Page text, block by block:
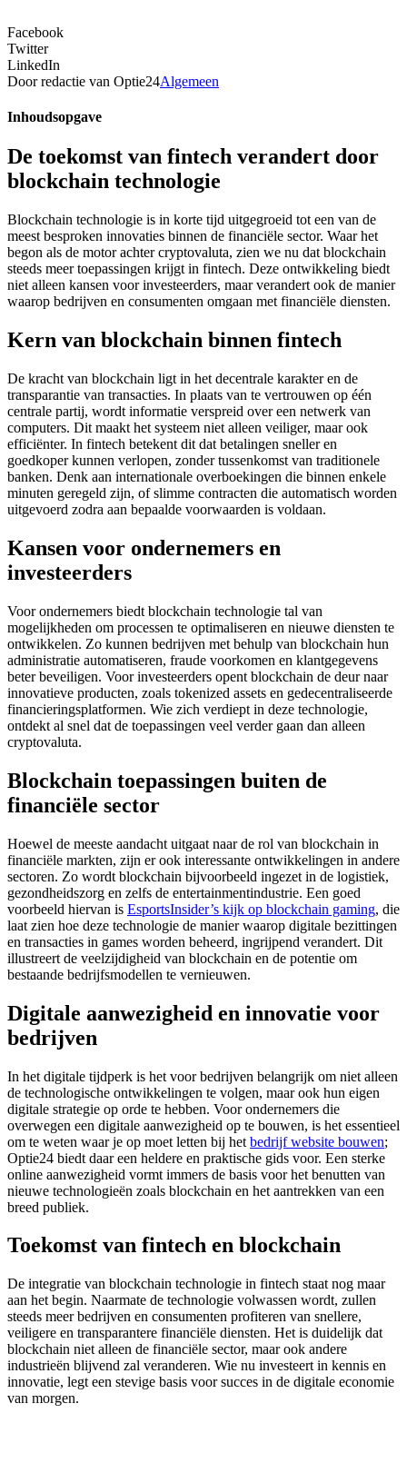
Facebook
Twitter
LinkedIn
Door redactie van Optie24Algemeen
Inhoudsopgave
De toekomst van fintech verandert door
blockchain technologie
Blockchain technologie is in korte tijd uitgegroeid tot een van de
meest besproken innovaties binnen de financiële sector. Waar het
begon als de motor achter cryptovaluta, zien we nu dat blockchain
steeds meer toepassingen krijgt in fintech. Deze ontwikkeling biedt
niet alleen kansen voor investeerders, maar verandert ook de manier
waarop bedrijven en consumenten omgaan met financiële diensten.
Kern van blockchain binnen fintech
De kracht van blockchain ligt in het decentrale karakter en de
transparantie van transacties. In plaats van te vertrouwen op één
centrale partij, wordt informatie verspreid over een netwerk van
computers. Dit maakt het systeem niet alleen veiliger, maar ook
efficiënter. In fintech betekent dit dat betalingen sneller en
goedkoper kunnen verlopen, zonder tussenkomst van traditionele
banken. Denk aan internationale overboekingen die binnen enkele
minuten geregeld zijn, of slimme contracten die automatisch worden
uitgevoerd zodra aan bepaalde voorwaarden is voldaan.
Kansen voor ondernemers en
investeerders
Voor ondernemers biedt blockchain technologie tal van
mogelijkheden om processen te optimaliseren en nieuwe diensten te
ontwikkelen. Zo kunnen bedrijven met behulp van blockchain hun
administratie automatiseren, fraude voorkomen en klantgegevens
beter beveiligen. Voor investeerders opent blockchain de deur naar
innovatieve producten, zoals tokenized assets en gedecentraliseerde
financieringsplatformen. Wie zich verdiept in deze technologie,
ontdekt al snel dat de toepassingen veel verder gaan dan alleen
cryptovaluta.
Blockchain toepassingen buiten de
financiële sector
Hoewel de meeste aandacht uitgaat naar de rol van blockchain in
financiële markten, zijn er ook interessante ontwikkelingen in andere
sectoren. Zo wordt blockchain bijvoorbeeld ingezet in de logistiek,
gezondheidszorg en zelfs de entertainmentindustrie. Een goed
voorbeeld hiervan is EsportsInsider’s kijk op blockchain gaming, die
laat zien hoe deze technologie de manier waarop digitale bezittingen
en transacties in games worden beheerd, ingrijpend verandert. Dit
illustreert de veelzijdigheid van blockchain en de potentie om
bestaande bedrijfsmodellen te vernieuwen.
Digitale aanwezigheid en innovatie voor
bedrijven
In het digitale tijdperk is het voor bedrijven belangrijk om niet alleen
de technologische ontwikkelingen te volgen, maar ook hun eigen
digitale strategie op orde te hebben. Voor ondernemers die
overwegen een digitale aanwezigheid op te bouwen, is het essentieel
om te weten waar je op moet letten bij het bedrijf website bouwen;
Optie24 biedt daar een heldere en praktische gids voor. Een sterke
online aanwezigheid vormt immers de basis voor het benutten van
nieuwe technologieën zoals blockchain en het aantrekken van een
breed publiek.
Toekomst van fintech en blockchain
De integratie van blockchain technologie in fintech staat nog maar
aan het begin. Naarmate de technologie volwassen wordt, zullen
steeds meer bedrijven en consumenten profiteren van snellere,
veiligere en transparantere financiële diensten. Het is duidelijk dat
blockchain niet alleen de financiële sector, maar ook andere
industrieën blijvend zal veranderen. Wie nu investeert in kennis en
innovatie, legt een stevige basis voor succes in de digitale economie
van morgen.